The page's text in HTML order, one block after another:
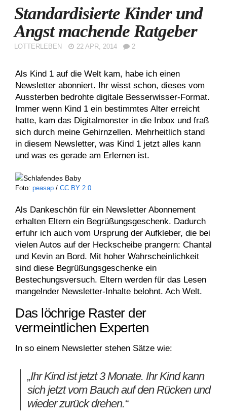
Standardisierte Kinder und
Angst machende Ratgeber
LOTTERLEBEN 22 APR, 2014 2
Als Kind 1 auf die Welt kam, habe ich einen
Newsletter abonniert. Ihr wisst schon, dieses vom
Aussterben bedrohte digitale Besserwisser-Format.
Immer wenn Kind 1 ein bestimmtes Alter erreicht
hatte, kam das Digitalmonster in die Inbox und fraß
sich durch meine Gehirnzellen. Mehrheitlich stand
in diesem Newsletter, was Kind 1 jetzt alles kann
und was es gerade am Erlernen ist.
Foto: peasap / CC BY 2.0
Als Dankeschön für ein Newsletter Abonnement
erhalten Eltern ein Begrüßungsgeschenk. Dadurch
erfuhr ich auch vom Ursprung der Aufkleber, die bei
vielen Autos auf der Heckscheibe prangern: Chantal
und Kevin an Bord. Mit hoher Wahrscheinlichkeit
sind diese Begrüßungsgeschenke ein
Bestechungsversuch. Eltern werden für das Lesen
mangelnder Newsletter-Inhalte belohnt. Ach Welt.
Das löchrige Raster der
vermeintlichen Experten
In so einem Newsletter stehen Sätze wie:
„Ihr Kind ist jetzt 3 Monate. Ihr Kind kann
sich jetzt vom Bauch auf den Rücken und
wieder zurück drehen.“